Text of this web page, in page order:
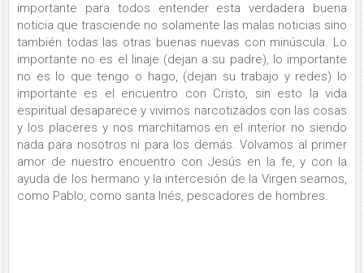
importante para todos entender esta verdadera buena
noticia que trasciende no solamente las malas noticias sino
también todas las otras buenas nuevas con minúscula. Lo
importante no es el linaje (dejan a su padre), lo importante
no es lo que tengo o hago, (dejan su trabajo y redes) lo
importante es el encuentro con Cristo, sin esto la vida
espiritual desaparece y vivimos narcotizados con las cosas
y los placeres y nos marchitamos en el interior no siendo
nada para nosotros ni para los demás. Volvamos al primer
amor de nuestro encuentro con Jesús en la fe, y con la
ayuda de los hermano y la intercesión de la Virgen seamos,
como Pablo, como santa Inés, pescadores de hombres.